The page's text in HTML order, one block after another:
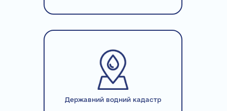
Державний водний кадастр